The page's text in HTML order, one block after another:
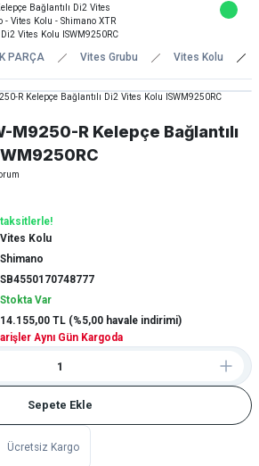
PARÇA Vites Grubu Vites Kolu
M9250-R Kelepçe Bağlantılı
Vites Kolu
Shimano
SB4550170748777
Stokta Var
14.155,00 TL (%5,00 havale indirimi)
Aynı Gün Kargoda
Sepete Ekle
Ücretsiz Kargo